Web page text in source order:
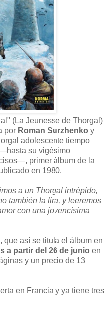
(La Jeunesse de Thorgal)
por Roman Surzhenko y
adolescente tiempo
su vigésimo
primer álbum de la
en 1980.
a un Thorgal intrépido,
también la lira, y leeremos
con una jovencísima
, que así se titula el álbum en
a partir del 26 de junio en
y un precio de 13
en Francia y ya tiene tres